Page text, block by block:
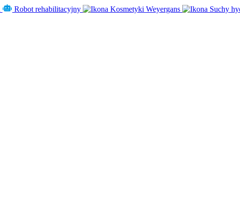
Robot rehabilitacyjny Kosmetyki Weyergans Suchy